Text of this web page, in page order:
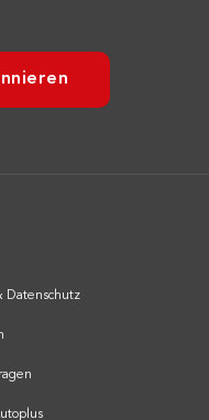
Datenschutz